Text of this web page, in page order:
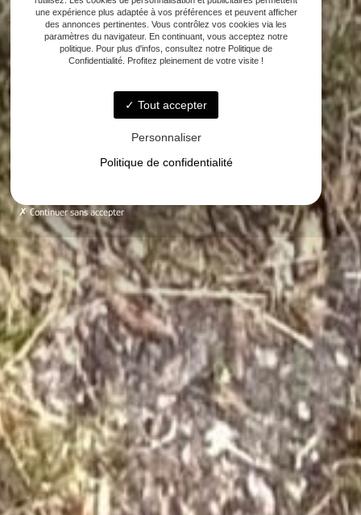
une expérience plus adaptée à vos préférences et peuvent afficher
des annonces pertinentes. Vous contrôlez vos cookies via les
paramètres du navigateur. En continuant, vous acceptez notre
politique. Pour plus d'infos, consultez notre Politique de
Confidentialité. Profitez pleinement de votre visite !
Tout accepter
Personnaliser
Politique de confidentialité
Continuer sans accepter